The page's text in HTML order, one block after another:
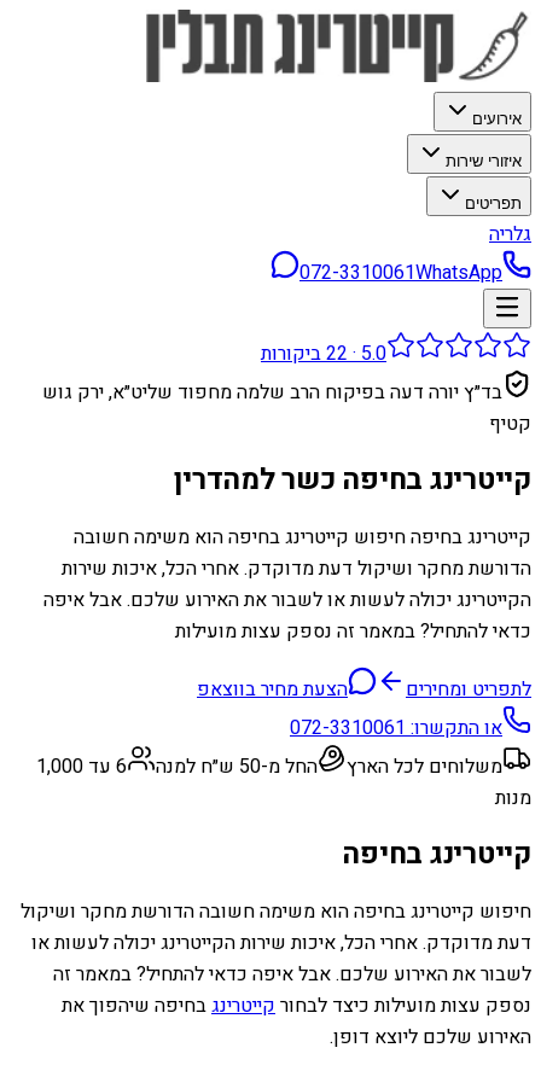
אירועים
איזורי שירות
תפריטים
גלריה
072-3310061WhatsApp
5.0
·
22ביקורות
בד״ץ יורה דעה בפיקוח הרב שלמה מחפוד שליט״א, ירק גוש
קטיף
קייטרינג בחיפה כשר למהדרין
קייטרינג בחיפה חיפוש קייטרינג בחיפה הוא משימה חשובה
הדורשת מחקר ושיקול דעת מדוקדק. אחרי הכל, איכות שירות
הקייטרינג יכולה לעשות או לשבור את האירוע שלכם. אבל איפה
כדאי להתחיל? במאמר זה נספק עצות מועילות
לתפריט ומחירים
הצעת מחיר בווצאפ
או התקשרו:072-3310061
משלוחים לכל הארץ
החל מ-50 ש״ח למנה
6 עד 1,000
מנות
קייטרינג בחיפה
חיפוש קייטרינג בחיפה הוא משימה חשובה הדורשת מחקר ושיקול
דעת מדוקדק. אחרי הכל, איכות שירות הקייטרינג יכולה לעשות או
לשבור את האירוע שלכם. אבל איפה כדאי להתחיל? במאמר זה
נספק עצות מועילות כיצד לבחור קייטרינגבחיפה שיהפוך את
האירוע שלכם ליוצא דופן.